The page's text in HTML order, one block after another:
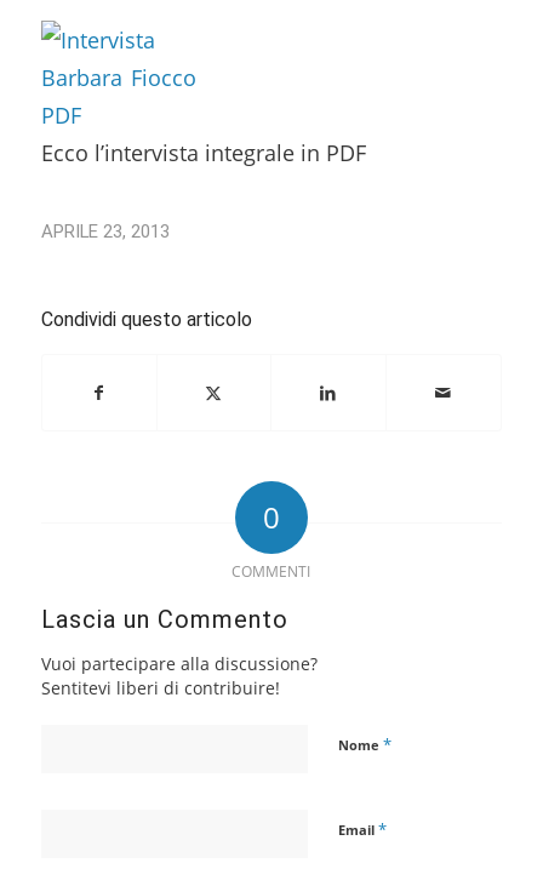
Ecco l’intervista integrale in PDF
APRILE 23, 2013
Condividi questo articolo
0
COMMENTI
Lascia un Commento
Vuoi partecipare alla discussione?
Sentitevi liberi di contribuire!
Nome *
Email *